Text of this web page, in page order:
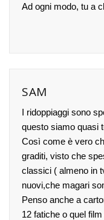
Ad ogni modo, tu a
SAM
I ridoppiaggi sono
questo siamo quasi
Così come è vero
graditi, visto che
classici ( almeno in
nuovi,che magari
Penso anche a
12 fatiche o quel